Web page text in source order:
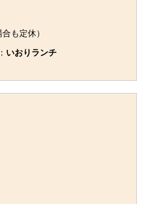
も定休）
： いおりランチ